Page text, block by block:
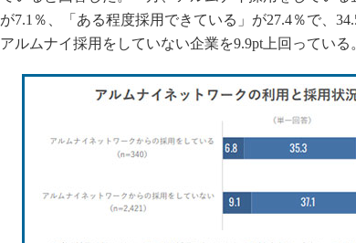
が7.1％、「ある程度採用できている」が27.4％で、
アルムナイ採用をしていない企業を9.9pt上回っている